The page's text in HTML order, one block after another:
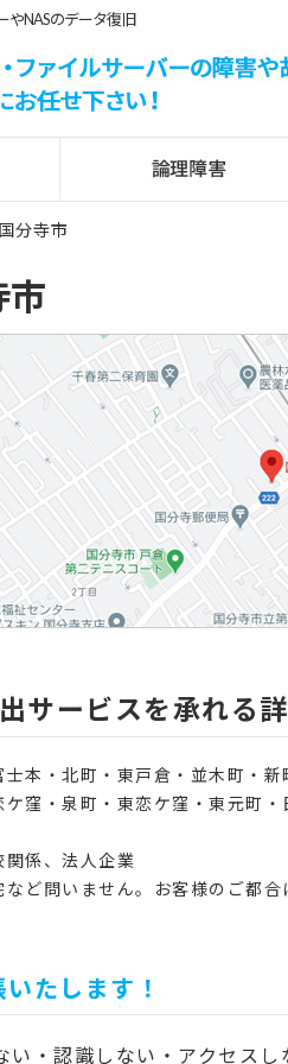
やNASのデータ復旧
国分寺市
市
サービスを承れる
本・北町・東戸倉・並木町・新
窪・泉町・東恋ケ窪・東元町・
関係、法人企業
ど問いません。お客様のご都合
たします！
い・認識しない・アクセス